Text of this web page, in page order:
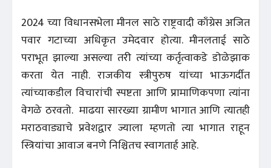
2024 च्या विधानसभेला मीनल साठे राष्ट्रवादी काँग्रेस अजित
पवार गटाच्या अधिकृत उमेदवार होत्या. मीनलताई साठे
पराभूत झाल्या असल्या तरी त्यांच्या कर्तृत्वाकडे डोळेझाक
करता येत नाही. राजकीय स्त्रीपुरुष यांच्या भाऊगर्दीत
त्यांच्याकडील विचारांची स्पष्टता आणि प्रामाणिकपणा त्यांना
वेगळे ठरवतो. माढया सारख्या ग्रामीण भागात आणि त्यातही
मराठवाड्याचे प्रवेशद्वार ज्याला म्हणतो त्या भागात राहून
स्त्रियांचा आवाज बनणे निश्चितच स्वागतार्ह आहे.